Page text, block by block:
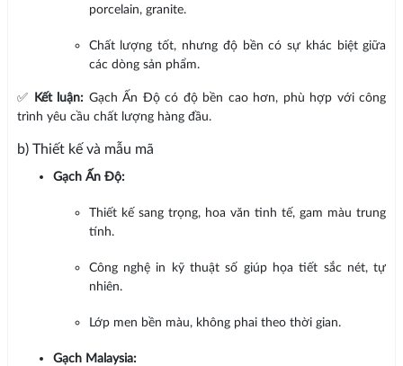
porcelain, granite.
Chất lượng tốt, nhưng độ bền có sự khác biệt giữa
các dòng sản phẩm.
✅ Kết luận: Gạch Ấn Độ có độ bền cao hơn, phù hợp với công
trình yêu cầu chất lượng hàng đầu.
b) Thiết kế và mẫu mã
Gạch Ấn Độ:
Thiết kế sang trọng, hoa văn tinh tế, gam màu trung
tính.
Công nghệ in kỹ thuật số giúp họa tiết sắc nét, tự
nhiên.
Lớp men bền màu, không phai theo thời gian.
Gạch Malaysia: